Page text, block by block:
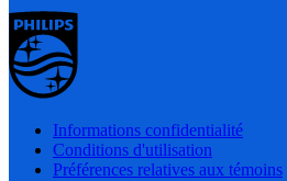
Informations confidentialité
Conditions d'utilisation
Préférences relatives aux témoins